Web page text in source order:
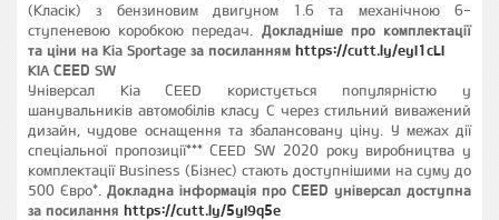
(Класік) з бензиновим двигуном 1.6 та механічною 6-
ступеневою коробкою передач. Докладніше про комплектації
та ціни на Kia Sportage за посиланням https://cutt.ly/eyI1cLI
KIA CEED SW
Універсал Kia CEED користується популярністю у
шанувальників автомобілів класу С через стильний виважений
дизайн, чудове оснащення та збалансовану ціну. У межах дії
спеціальної пропозиції*** CEED SW 2020 року виробництва у
комплектації Business (Бізнес) стають доступнішими на суму до
500 Євро*. Докладна інформація про CEED універсал доступна
за посилання https://cutt.ly/5yI9q5e